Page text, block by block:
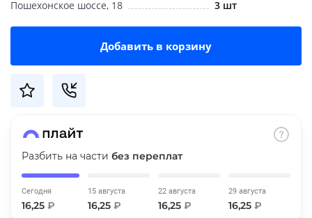
Пошехонское шоссе, 18
3 шт
Добавить в корзину
Разбить на части без переплат
Сегодня
16,25 ₽
15 августа
16,25 ₽
22 августа
16,25 ₽
29 августа
16,25 ₽
об оплате Плайтом
недели
plait.ru